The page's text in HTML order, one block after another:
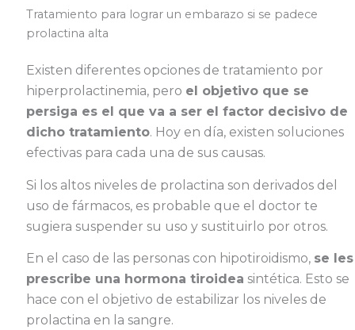
Tratamiento para lograr un embarazo si se padece
prolactina alta
Existen diferentes opciones de tratamiento por
hiperprolactinemia, pero el objetivo que se
persiga es el que va a ser el factor decisivo de
dicho tratamiento. Hoy en día, existen soluciones
efectivas para cada una de sus causas.
Si los altos niveles de prolactina son derivados del
uso de fármacos, es probable que el doctor te
sugiera suspender su uso y sustituirlo por otros.
En el caso de las personas con hipotiroidismo, se les
prescribe una hormona tiroidea sintética. Esto se
hace con el objetivo de estabilizar los niveles de
prolactina en la sangre.